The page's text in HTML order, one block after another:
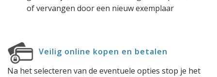
of vervangen door een nieuw exemplaar
Veilig online kopen en betalen
Na het selecteren van de eventuele opties stop je het